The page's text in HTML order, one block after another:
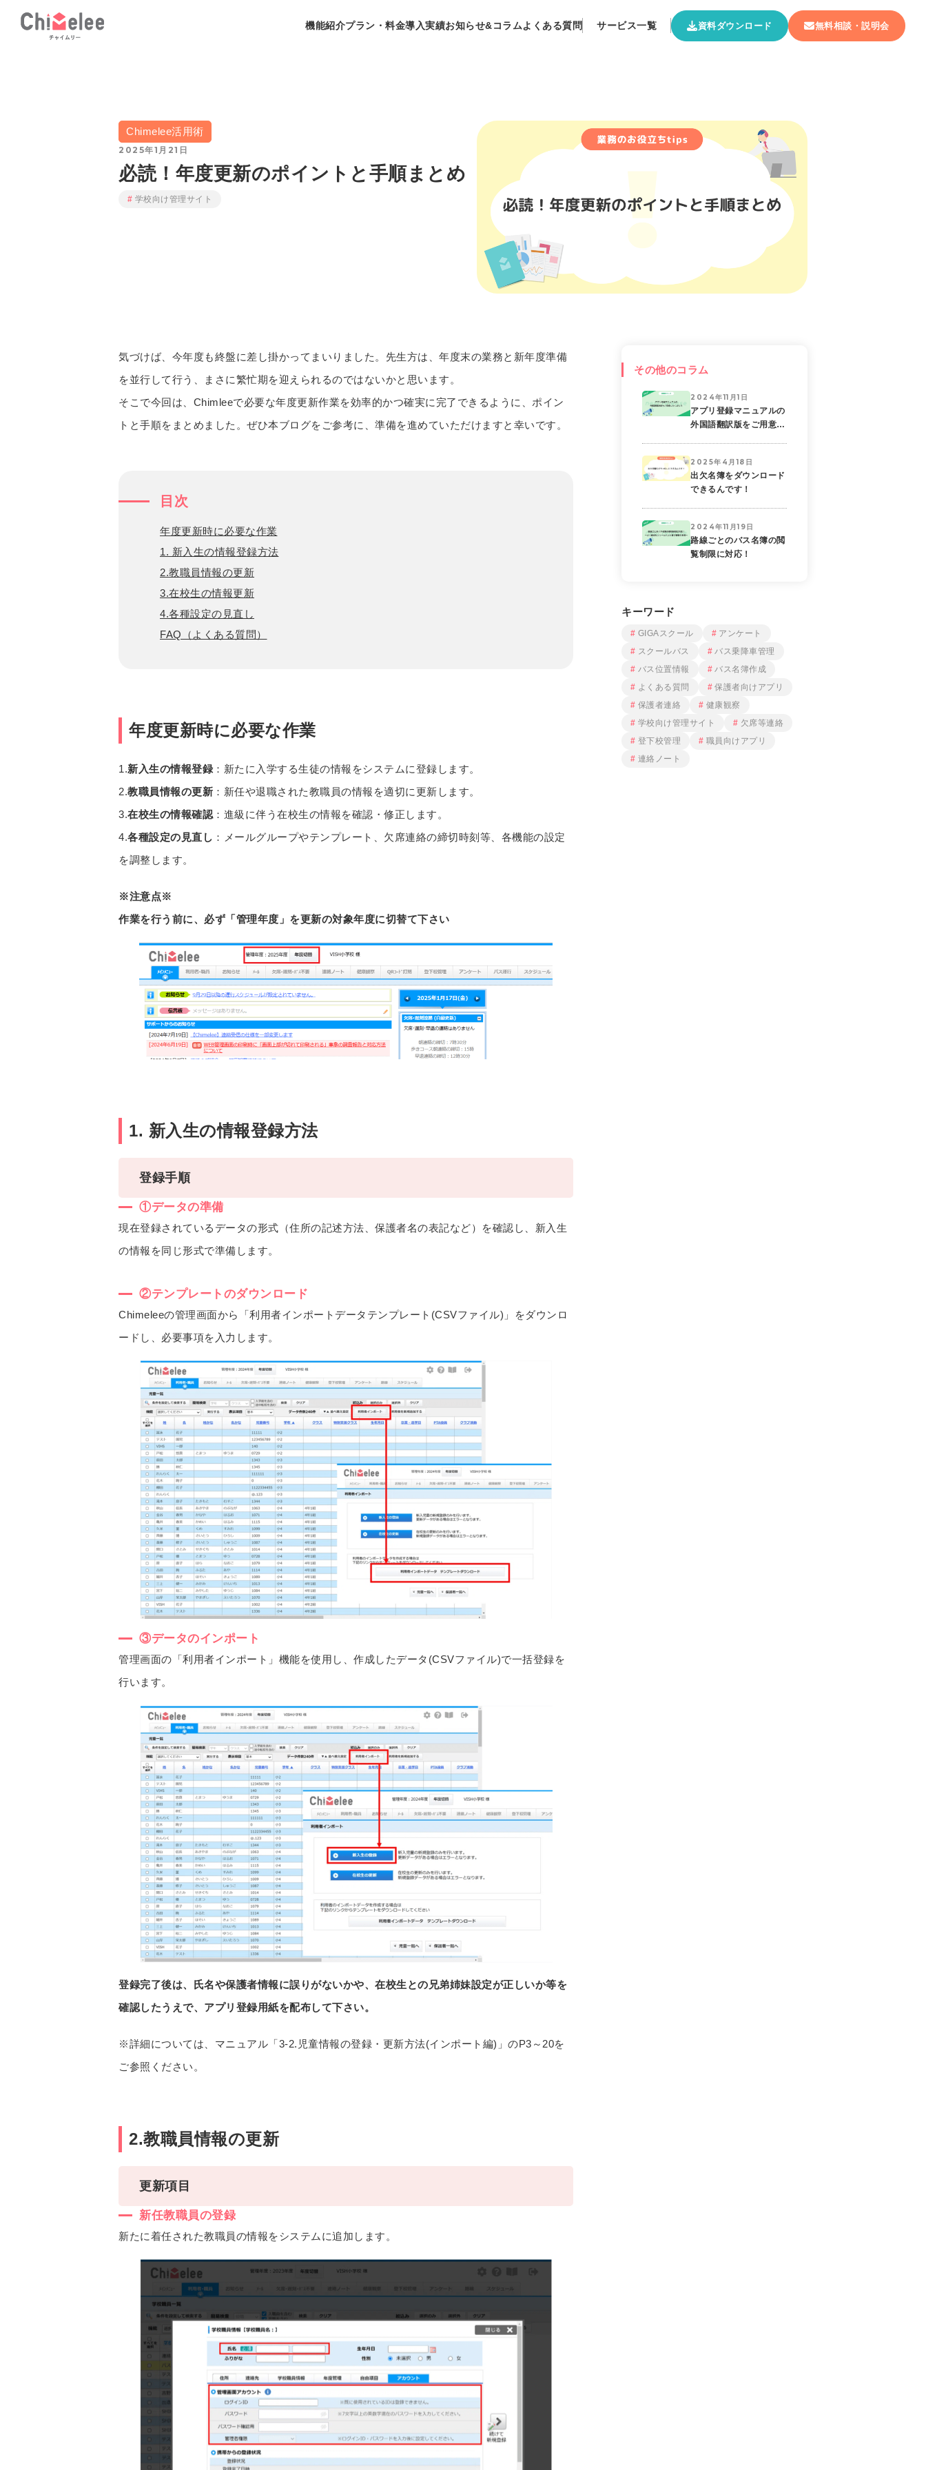
資料ダウンロード 無料相談・説明会
機能紹介プラン・料金導入実績お知らせ&コラムよくある質問 サービス一覧
Chimelee活用術
2025年1月21日
必読！年度更新のポイントと手順まとめ
学校向け管理サイト
その他のコラム
2024年11月1日
アプリ登録マニュアルの
外国語翻訳版をご用意い
2025年4月18日
出欠名簿をダウンロード
できるんです！
2024年11月19日
路線ごとのバス名簿の閲
覧制限に対応！
キーワード
GIGAスクール
アンケート
スクールバス
バス乗降車管理
バス位置情報
バス名簿作成
よくある質問
保護者向けアプリ
保護者連絡
健康観察
学校向け管理サイト
欠席等連絡
登下校管理
職員向けアプリ
連絡ノート
気づけば、今年度も終盤に差し掛かってまいりました。先生方は、年度末の業務と新年度準備
を並行して行う、まさに繁忙期を迎えられるのではないかと思います。
そこで今回は、Chimleeで必要な年度更新作業を効率的かつ確実に完了できるように、ポイン
トと手順をまとめました。ぜひ本ブログをご参考に、準備を進めていただけますと幸いです。
目次
年度更新時に必要な作業
1. 新入生の情報登録方法
2.教職員情報の更新
3.在校生の情報更新
4.各種設定の見直し
FAQ（よくある質問）
年度更新時に必要な作業
1.新入生の情報登録：新たに入学する生徒の情報をシステムに登録します。
2.教職員情報の更新 ：新任や退職された教職員の情報を適切に更新します。
3.在校生の情報確認：進級に伴う在校生の情報を確認・修正します。
4.各種設定の見直し ：メールグループやテンプレート、欠席連絡の締切時刻等、各機能の設定
を調整します。
※注意点※
作業を行う前に、必ず「管理年度」を更新の対象年度に切替て下さい
1. 新入生の情報登録方法
登録手順
①データの準備
現在登録されているデータの形式（住所の記述方法、保護者名の表記など）を確認し、新入生
の情報を同じ形式で準備します。
②テンプレートのダウンロード
Chimeleeの管理画面から「利用者インポートデータテンプレート(CSVファイル)」をダウンロ
ードし、必要事項を入力します。
③データのインポート
管理画面の「利用者インポート」機能を使用し、作成したデータ(CSVファイル)で一括登録を
行います。
登録完了後は、氏名や保護者情報に誤りがないかや、在校生との兄弟姉妹設定が正しいか等を
確認したうえで、アプリ登録用紙を配布して下さい。
※詳細については、マニュアル「3-2.児童情報の登録・更新方法(インポート編)」のP3～20を
ご参照ください。
2.教職員情報の更新
更新項目
新任教職員の登録
新たに着任された教職員の情報をシステムに追加します。